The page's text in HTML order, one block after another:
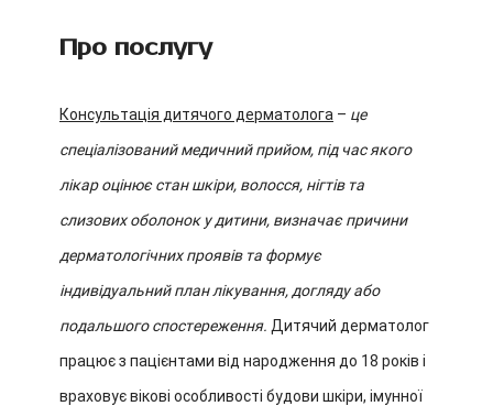
Про послугу
Консультація дитячого дерматолога – це
спеціалізований медичний прийом, під час якого
лікар оцінює стан шкіри, волосся, нігтів та
слизових оболонок у дитини, визначає причини
дерматологічних проявів та формує
індивідуальний план лікування, догляду або
подальшого спостереження. Дитячий дерматолог
працює з пацієнтами від народження до 18 років і
враховує вікові особливості будови шкіри, імунної